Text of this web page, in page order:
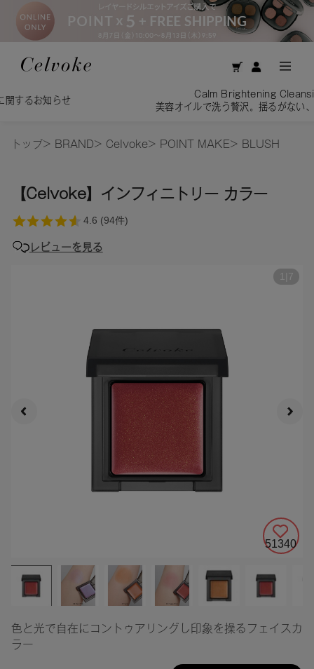
Calm Brightening Cleansing Oil／
美容オイルで洗う贅沢。揺るがない、透明感を素肌へ。
トップ> BRAND> Celvoke> POINT MAKE> BLUSH
【Celvoke】インフィニトリー カラー
レビューを見る
7
51340
色と光で自在にコントゥアリングし印象を操るフェイスカ
ラー